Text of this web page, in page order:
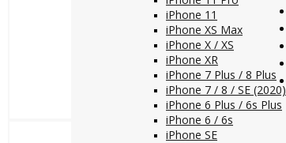
iPhone 11
iPhone XS Max
iPhone X / XS
iPhone XR
iPhone 7 Plus / 8 Plus
iPhone 7 / 8 / SE (2020)
iPhone 6 Plus / 6s Plus
iPhone 6 / 6s
iPhone SE